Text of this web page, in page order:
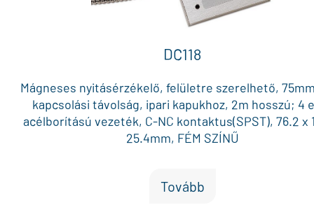
DC118
Mágneses nyitásérzékelő, felületre szerelhető,
kapcsolási távolság, ipari kapukhoz, 2m hosszú; 4
acélborítású vezeték, C-NC kontaktus(SPST), 76.2 x
25.4mm, FÉM SZÍNŰ
Tovább